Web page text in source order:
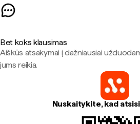
Bet koks klausimas
Aiškūs atsakymai į dažniausiai
jums reikia.
Nuskaitykite, kad